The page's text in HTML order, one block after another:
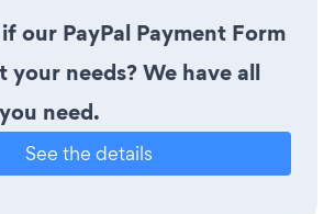
our PayPal Payment Form
your needs? We have all
need.
See the details